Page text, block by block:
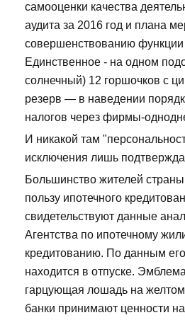
самооценки качества
аудита за 2016 год и плана
совершенствованию функции
Единственное - на одном
солнечный) 12 горшочков с
резерв — в наведении
налогов через фирмы-
И никакой там
исключения лишь
Большинство жителей
пользу ипотечного
свидетельствуют данные
Агентства по ипотечному
кредитованию. По данным
находится в отпуске.
гарцующая лошадь на
банки принимают ценности